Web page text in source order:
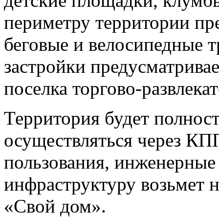
периметру территории
беговые и велосипедные
застройки
поселка торгово-
Территория будет
осуществляться через
пользования,
инфраструктуру возьмет
«Свой дом».